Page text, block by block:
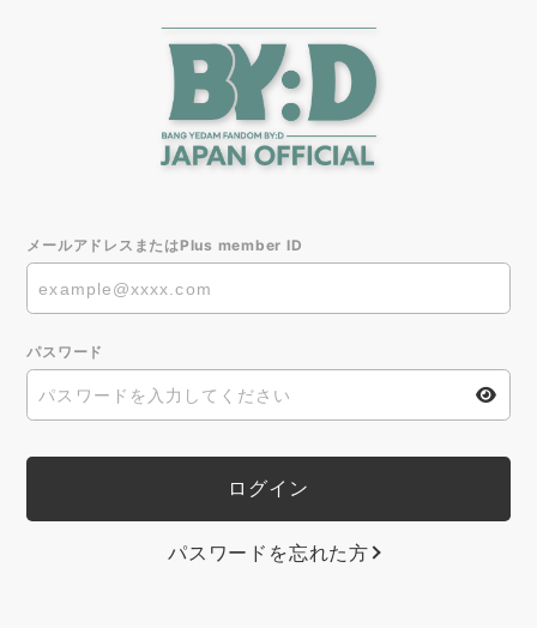
メールアドレスまたはPlus member ID
パスワード
パスワードを忘れた方